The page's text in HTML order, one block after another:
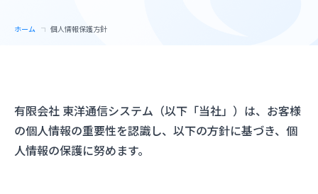
会社概要
ホーム 個人情報保護方針
有限会社 東洋通信システム（以下「当社」）は、お客様
の個人情報の重要性を認識し、以下の方針に基づき、個
人情報の保護に努めます。